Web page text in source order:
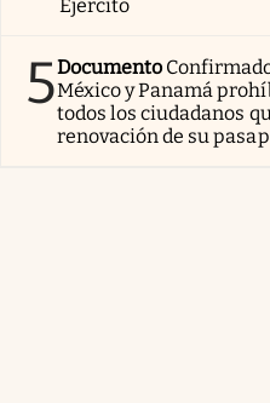
Ejército
5Documento
México y Panamá
todos los ciudadanos
renovación de su